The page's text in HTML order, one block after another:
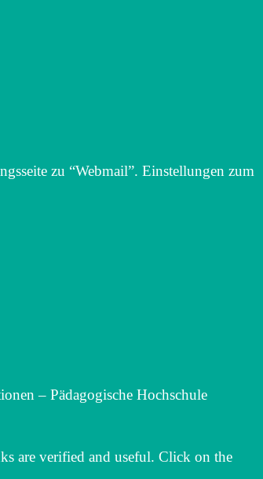
zu “Webmail”. Einstellungen zum
– Pädagogische Hochschule
are verified and useful. Click on the